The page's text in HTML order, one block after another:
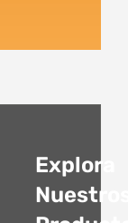
Explora